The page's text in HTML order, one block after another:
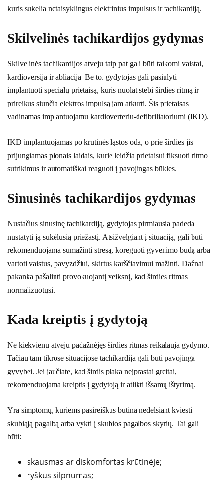
kuris sukelia netaisyklingus elektrinius impulsus ir tachikardiją.
Skilvelinės tachikardijos gydymas
Skilvelinės tachikardijos atveju taip pat gali būti taikomi vaistai,
kardioversija ir abliacija. Be to, gydytojas gali pasiūlyti
implantuoti specialų prietaisą, kuris nuolat stebi širdies ritmą ir
prireikus siunčia elektros impulsą jam atkurti. Šis prietaisas
vadinamas implantuojamu kardioverteriu-defibriliatoriumi (IKD).
IKD implantuojamas po krūtinės ląstos oda, o prie širdies jis
prijungiamas plonais laidais, kurie leidžia prietaisui fiksuoti ritmo
sutrikimus ir automatiškai reaguoti į pavojingas būkles.
Sinusinės tachikardijos gydymas
Nustačius sinusinę tachikardiją, gydytojas pirmiausia padeda
nustatyti ją sukėlusią priežastį. Atsižvelgiant į situaciją, gali būti
rekomenduojama sumažinti stresą, koreguoti gyvenimo būdą arba
vartoti vaistus, pavyzdžiui, skirtus karščiavimui mažinti. Dažnai
pakanka pašalinti provokuojantį veiksnį, kad širdies ritmas
normalizuotųsi.
Kada kreiptis į gydytoją
Ne kiekvienu atveju padažnėjęs širdies ritmas reikalauja gydymo.
Tačiau tam tikrose situacijose tachikardija gali būti pavojinga
gyvybei. Jei jaučiate, kad širdis plaka neįprastai greitai,
rekomenduojama kreiptis į gydytoją ir atlikti išsamų ištyrimą.
Yra simptomų, kuriems pasireiškus būtina nedelsiant kviesti
skubiąją pagalbą arba vykti į skubios pagalbos skyrių. Tai gali
būti:
skausmas ar diskomfortas krūtinėje;
ryškus silpnumas;